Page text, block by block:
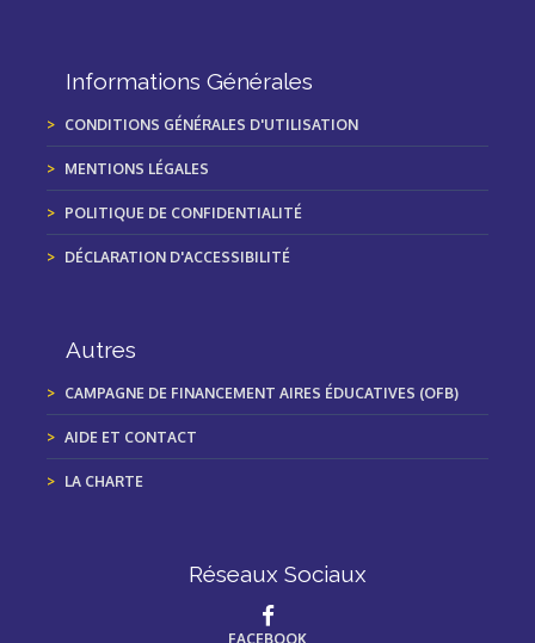
Informations Générales
CONDITIONS GÉNÉRALES D'UTILISATION
MENTIONS LÉGALES
POLITIQUE DE CONFIDENTIALITÉ
DÉCLARATION D'ACCESSIBILITÉ
Autres
CAMPAGNE DE FINANCEMENT AIRES ÉDUCATIVES (OFB)
AIDE ET CONTACT
LA CHARTE
Réseaux Sociaux
FACEBOOK